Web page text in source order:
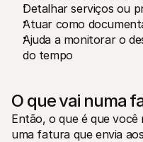
Detalhar serviços ou
Atuar como
Ajuda a monitorar o
do tempo
O que vai numa
Então, o que é que você
uma fatura que envia